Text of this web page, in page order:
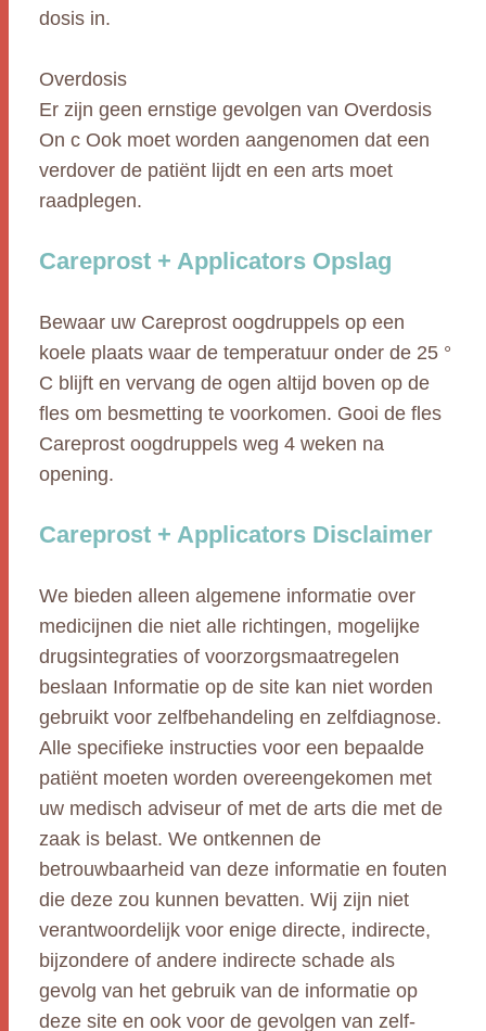
dosis in.
Overdosis
Er zijn geen ernstige gevolgen van Overdosis
On c Ook moet worden aangenomen dat een
verdover de patiënt lijdt en een arts moet
raadplegen.
Careprost + Applicators Opslag
Bewaar uw Careprost oogdruppels op een
koele plaats waar de temperatuur onder de 25 °
C blijft en vervang de ogen altijd boven op de
fles om besmetting te voorkomen. Gooi de fles
Careprost oogdruppels weg 4 weken na
opening.
Careprost + Applicators Disclaimer
We bieden alleen algemene informatie over
medicijnen die niet alle richtingen, mogelijke
drugsintegraties of voorzorgsmaatregelen
beslaan Informatie op de site kan niet worden
gebruikt voor zelfbehandeling en zelfdiagnose.
Alle specifieke instructies voor een bepaalde
patiënt moeten worden overeengekomen met
uw medisch adviseur of met de arts die met de
zaak is belast. We ontkennen de
betrouwbaarheid van deze informatie en fouten
die deze zou kunnen bevatten. Wij zijn niet
verantwoordelijk voor enige directe, indirecte,
bijzondere of andere indirecte schade als
gevolg van het gebruik van de informatie op
deze site en ook voor de gevolgen van zelf-